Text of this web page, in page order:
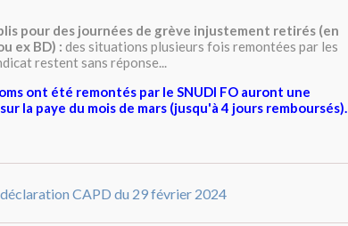
pour des journées de grève injustement retirés (en
ex BD) : des situations plusieurs fois remontées par les
restent sans réponse...
ont été remontés par le SNUDI FO auront une
la paye du mois de mars (jusqu'à 4 jours remboursés).
déclaration CAPD du 29 février 2024